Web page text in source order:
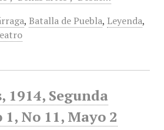
, Batalla de Puebla, Leyenda,
Segunda
1, No 11, Mayo 2